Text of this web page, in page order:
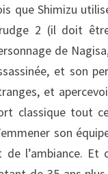
que Shimizu
2 (il doit
de
et son
et
classique tout
son
de l’ambiance. Et